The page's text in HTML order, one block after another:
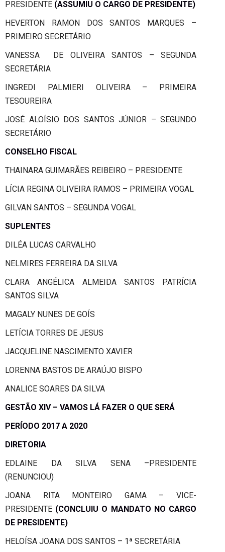
PRESIDENTE (ASSUMIU O CARGO DE PRESIDENTE)
HEVERTON RAMON DOS SANTOS MARQUES –
PRIMEIRO SECRETÁRIO
VANESSA DE OLIVEIRA SANTOS – SEGUNDA
SECRETÁRIA
INGREDI PALMIERI OLIVEIRA – PRIMEIRA
TESOUREIRA
JOSÉ ALOÍSIO DOS SANTOS JÚNIOR – SEGUNDO
SECRETÁRIO
CONSELHO FISCAL
THAINARA GUIMARÃES REIBEIRO – PRESIDENTE
LÍCIA REGINA OLIVEIRA RAMOS – PRIMEIRA VOGAL
GILVAN SANTOS – SEGUNDA VOGAL
SUPLENTES
DILÉA LUCAS CARVALHO
NELMIRES FERREIRA DA SILVA
CLARA ANGÉLICA ALMEIDA SANTOS PATRÍCIA
SANTOS SILVA
MAGALY NUNES DE GOÍS
LETÍCIA TORRES DE JESUS
JACQUELINE NASCIMENTO XAVIER
LORENNA BASTOS DE ARAÚJO BISPO
ANALICE SOARES DA SILVA
GESTÃO XIV – VAMOS LÁ FAZER O QUE SERÁ
PERÍODO 2017 A 2020
DIRETORIA
EDLAINE DA SILVA SENA –PRESIDENTE
(RENUNCIOU)
JOANA RITA MONTEIRO GAMA – VICE-
PRESIDENTE (CONCLUIU O MANDATO NO CARGO
DE PRESIDENTE)
HELOÍSA JOANA DOS SANTOS – 1ª SECRETÁRIA